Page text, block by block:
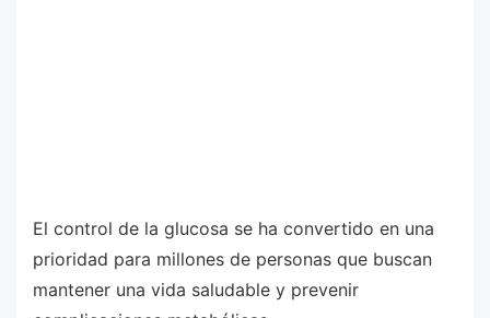
El control de la glucosa se ha convertido en una
prioridad para millones de personas que buscan
mantener una vida saludable y prevenir